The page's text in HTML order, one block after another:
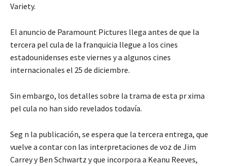
Variety.
El anuncio de Paramount Pictures llega antes de que la
tercera pel cula de la franquicia llegue a los cines
estadounidenses este viernes y a algunos cines
internacionales el 25 de diciembre.
Sin embargo, los detalles sobre la trama de esta pr xima
pel cula no han sido revelados todavía.
Seg n la publicación, se espera que la tercera entrega, que
vuelve a contar con las interpretaciones de voz de Jim
Carrey y Ben Schwartz y que incorpora a Keanu Reeves,